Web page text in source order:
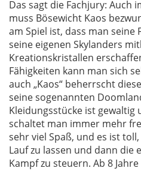
Das sagt die Fachjury: Auch
muss Bösewicht Kaos
am Spiel ist, dass man seine
seine eigenen Skylanders
Kreationskristallen
Fähigkeiten kann man sich
auch „Kaos“ beherrscht
seine sogenannten
Kleidungsstücke ist gewaltig
schaltet man immer mehr
sehr viel Spaß, und es ist
Lauf zu lassen und dann die
Kampf zu steuern. Ab 8 Jahre